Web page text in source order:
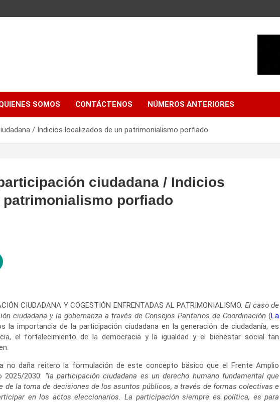
SOMOS CONTÁCTENOS NÚMEROS ANTERIORES
/ Indicios localizados de un patrimonialismo porfiado
ciudadana / Indicios
porfiado
CIUDADANA Y COGESTIÓN ENFRENTADAS AL PATRIMONIALISMO. El caso de
ciudadana y la gobernanza a través de Consejos Paritarios de Coordinación(La
la importancia de la participación ciudadana en la generación de ciudadanía, es
el fortalecimiento de la democracia y la igualdad y el bienestar social tan
no daña reitero la formulación de este concepto básico que el Frente Amplio
2025/2030: “la participación ciudadana es un derecho humano fundamental que
de la toma de decisiones de los asuntos públicos, a través de formas colectivas e
en los actos eleccionarios. La participación siempre es política, es para